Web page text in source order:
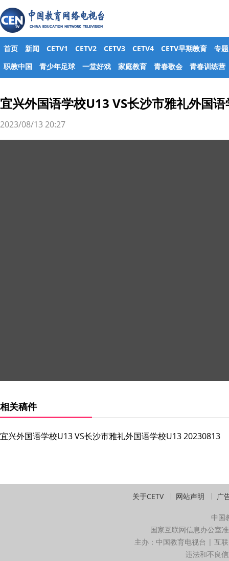
首页 新闻 CETV1 CETV2 CETV3 CETV4 CETV早期教育
专题
职教中国
青少年足球 一堂好戏 家庭教育 青春歌会 青春训练营
宜兴外国语学校U13 VS长沙市雅礼外国
2023/08/13 20:27
相关稿件
宜兴外国语学校U13 VS长沙市雅礼外国语学校U13 20230813
关于CETV 网站声明 广
中国
国家互联网信息办公室
主办：中国教育电视台 | 互
违法和不良